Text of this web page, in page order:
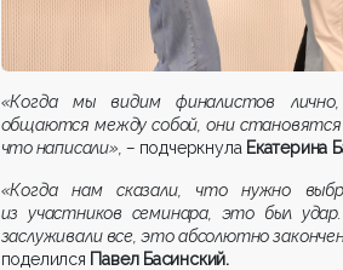
«Когда мы видим финалистов
общаются между собой, они становятся
что написали», – подчеркнула Екатерина
«Когда нам сказали, что нужно
из участников семинара, это был
заслуживали все, это абсолютно
поделился Павел Басинский.